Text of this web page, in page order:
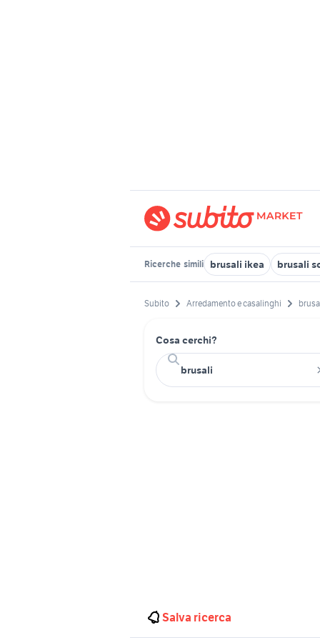
Ricerche simili brusali ikea brusali
Subito Arredamento e casalinghi
Cosa cerchi?
Salva ricerca